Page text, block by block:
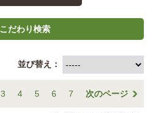
並び替え：
3 4 5 6 7 次のページ